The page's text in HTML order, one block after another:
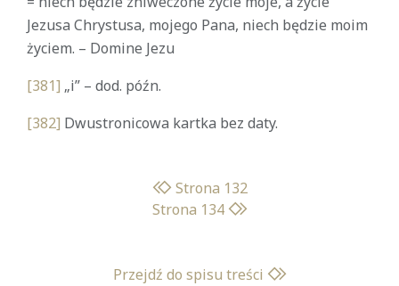
Jezusa Chrystusa, mojego Pana, niech będzie moim
życiem. – Domine Jezu
[381] „i” – dod. późn.
[382] Dwustronicowa kartka bez daty.
Strona 132
Strona 134
Przejdź do spisu treści